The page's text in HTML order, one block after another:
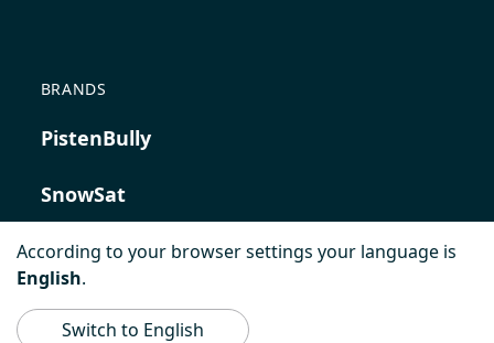
BRANDS
PistenBully
SnowSat
PowerBully
BeachTech
According to your browser settings your language is
English.
Switch to English